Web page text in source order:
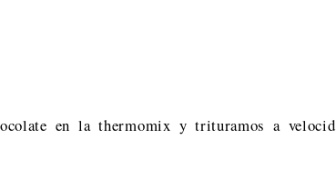
en la thermomix y trituramos a